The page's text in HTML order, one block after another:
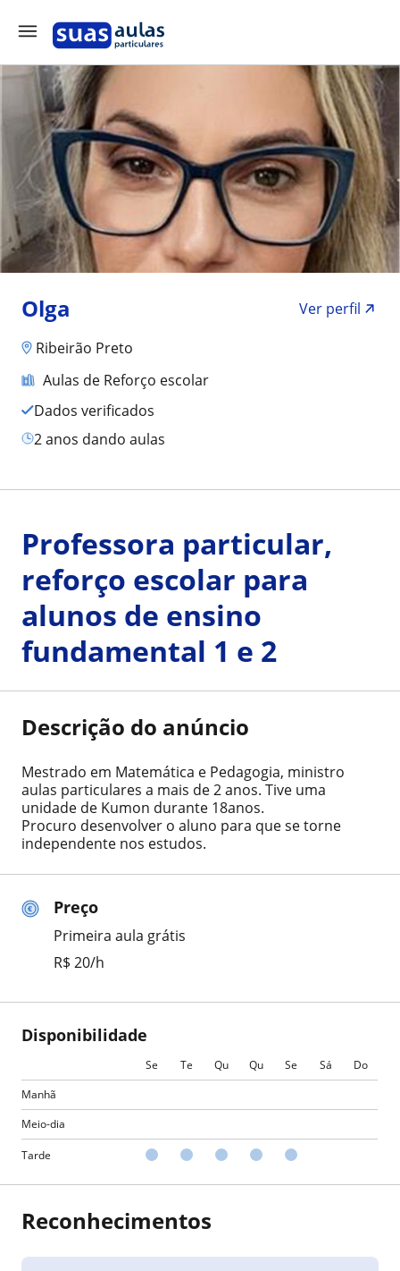
Olga
Ver perfil
Ribeirão Preto
Aulas de Reforço escolar
Dados verificados
2 anos dando aulas
Preço
Primeira aula grátis
R$ 20/h
Disponibilidade
Se Te Qu Qu Se Sá
Do
Manhã
Meio-dia
Tarde
Professora particular,
reforço escolar para
alunos de ensino
fundamental 1 e 2
Descrição do anúncio
Mestrado em Matemática e Pedagogia, ministro
aulas particulares a mais de 2 anos. Tive uma
unidade de Kumon durante 18anos.
Procuro desenvolver o aluno para que se torne
independente nos estudos.
Reconhecimentos